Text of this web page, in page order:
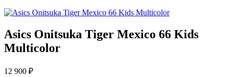
Asics Onitsuka Tiger Mexiсo 66 Kids
Multicolor
12 900 ₽